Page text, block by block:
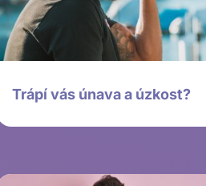
Trápí vás únava a úzkost?